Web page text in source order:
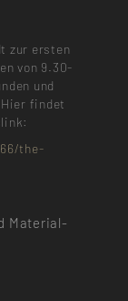
zur ersten
von 9.30-
und
findet
the-
Material-